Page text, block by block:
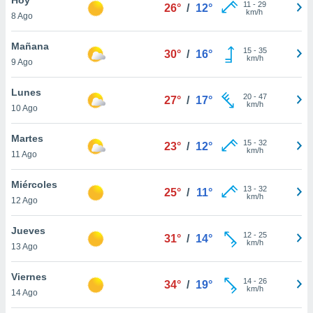
en
más
nuestra
de
cookies
aceptar
8 Ago
26° / 12° 11 - 29
km/h
Mañana
9 Ago
30° / 16° 15- 35
km/h
Lunes
10 Ago
27° / 17° 20- 47
km/h
Martes
11 Ago
23° / 12° 15- 32
km/h
Miércoles
12 Ago
25° / 11° 13- 32
km/h
Jueves
13 Ago
31° / 14° 12- 25
km/h
Viernes
14 Ago
34° / 19° 14- 26
km/h